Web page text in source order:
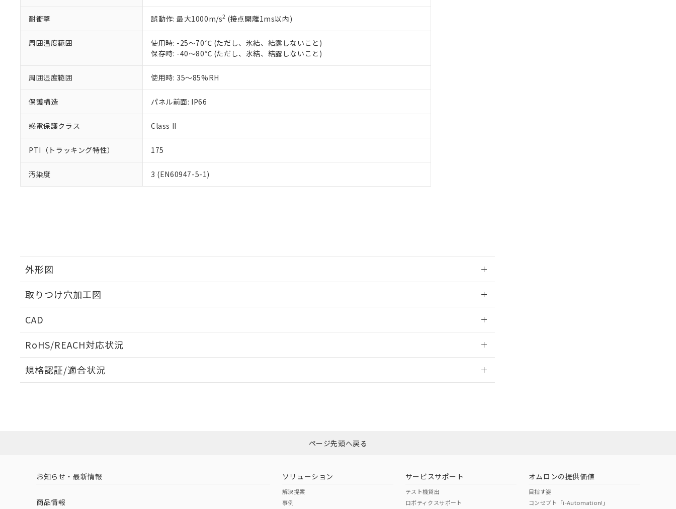
耐衝撃 誤動作: 最大1000m/s2 (接点開離1ms以内)
周囲温度範囲
使用時: -25～70℃ (ただし、氷結、結露しないこと)
保存時: -40～80℃ (ただし、氷結、結露しないこと)
周囲湿度範囲 使用時: 35～85%RH
保護構造 パネル前面: IP66
感電保護クラス Class II
PTI（トラッキング特性） 175
汚染度 3 (EN60947-5-1)
外形図
取りつけ穴加工図
CAD
RoHS/REACH対応状況
EU RoHS 注意事項・凡例
ダウンロードはこちら
中国 RoHS 注意事項・凡例
規格認証/適合状況
既に当社にて対応品への在庫切替を完了していることから、特段のことがない限り、2022年1月12日よ
り割愛しております。
ページ先頭へ戻る
お知らせ・最新情報
商品情報
ソリューション
解決提案
事例
サービスサポート
テスト機貸出
ロボティクスサポート
オムロンの提供価値
目指す姿
コンセプト「i-Automation!」